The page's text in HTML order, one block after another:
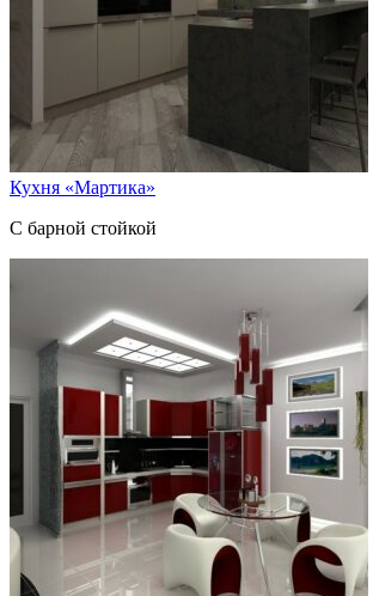
Кухня «Мартика»
С барной стойкой